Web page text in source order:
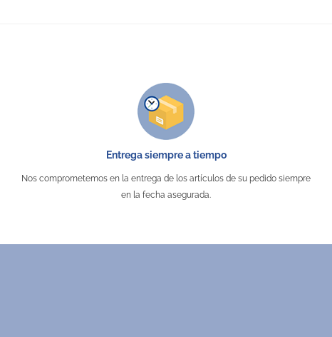
Entrega siempre a tiempo
Nos comprometemos en la entrega de los artículos de su pedido siempre
en la fecha asegurada.